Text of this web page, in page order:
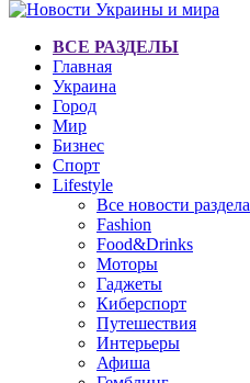
ВСЕ РАЗДЕЛЫ
Главная
Украина
Город
Мир
Бизнес
Спорт
Lifestyle
Все новости раздела
Fashion
Food&Drinks
Моторы
Гаджеты
Киберспорт
Путешествия
Интерьеры
Афиша